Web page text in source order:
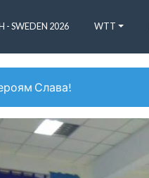
- SWEDEN 2026 WTT
Слава!